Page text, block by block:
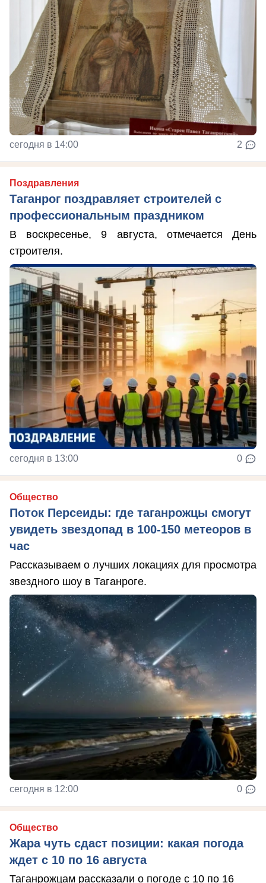
сегодня в 14:00 2
Поздравления
Таганрог поздравляет строителей с
профессиональным праздником
В воскресенье, 9 августа, отмечается День
строителя.
сегодня в 13:00 0
Общество
Поток Персеиды: где таганрожцы смогут
увидеть звездопад в 100-150 метеоров в
час
Рассказываем о лучших локациях для просмотра
звездного шоу в Таганроге.
сегодня в 12:00 0
Общество
Жара чуть сдаст позиции: какая погода
ждет с 10 по 16 августа
Таганрожцам рассказали о погоде с 10 по 16